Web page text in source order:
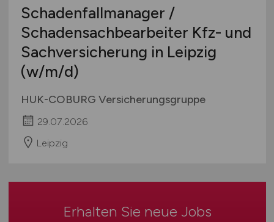
Studentenjobs / Werkstudenten
Ausbildung / Studium
Praktikum
Mecklenburg-Vorpommern
Niedersachsen
Nordrhein-Westfalen
Rheinland-Pfalz
Sachsen
Sachsen-Anhalt
Schleswig-Holstein
Schweiz
Schadenfallmanager /
Schadensachbearbeiter Kfz- und
Sachversicherung in Leipzig
(w/m/d)
HUK-COBURG Versicherungsgruppe
29.07.2026
Leipzig
Erhalten Sie neue Jobs